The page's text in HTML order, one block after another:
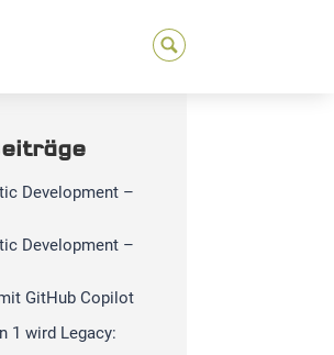
Development –
Development –
GitHub Copilot
1 wird Legacy: